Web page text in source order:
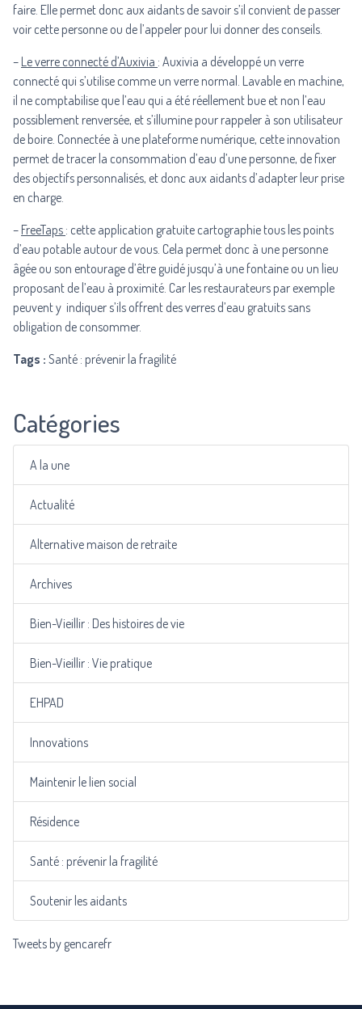
faire. Elle permet donc aux aidants de savoir s’il convient de passer
voir cette personne ou de l’appeler pour lui donner des conseils.
– Le verre connecté d’Auxivia : Auxivia a développé un verre
connecté qui s’utilise comme un verre normal. Lavable en machine,
il ne comptabilise que l’eau qui a été réellement bue et non l’eau
possiblement renversée, et s’illumine pour rappeler à son utilisateur
de boire. Connectée à une plateforme numérique, cette innovation
permet de tracer la consommation d’eau d’une personne, de fixer
des objectifs personnalisés, et donc aux aidants d’adapter leur prise
en charge.
– FreeTaps : cette application gratuite cartographie tous les points
d’eau potable autour de vous. Cela permet donc à une personne
âgée ou son entourage d’être guidé jusqu’à une fontaine ou un lieu
proposant de l’eau à proximité. Car les restaurateurs par exemple
peuvent y indiquer s’ils offrent des verres d’eau gratuits sans
obligation de consommer.
Tags : Santé : prévenir la fragilité
Catégories
A la une
Actualité
Alternative maison de retraite
Archives
Bien-Vieillir : Des histoires de vie
Bien-Vieillir : Vie pratique
EHPAD
Innovations
Maintenir le lien social
Résidence
Santé : prévenir la fragilité
Soutenir les aidants
Tweets by gencarefr